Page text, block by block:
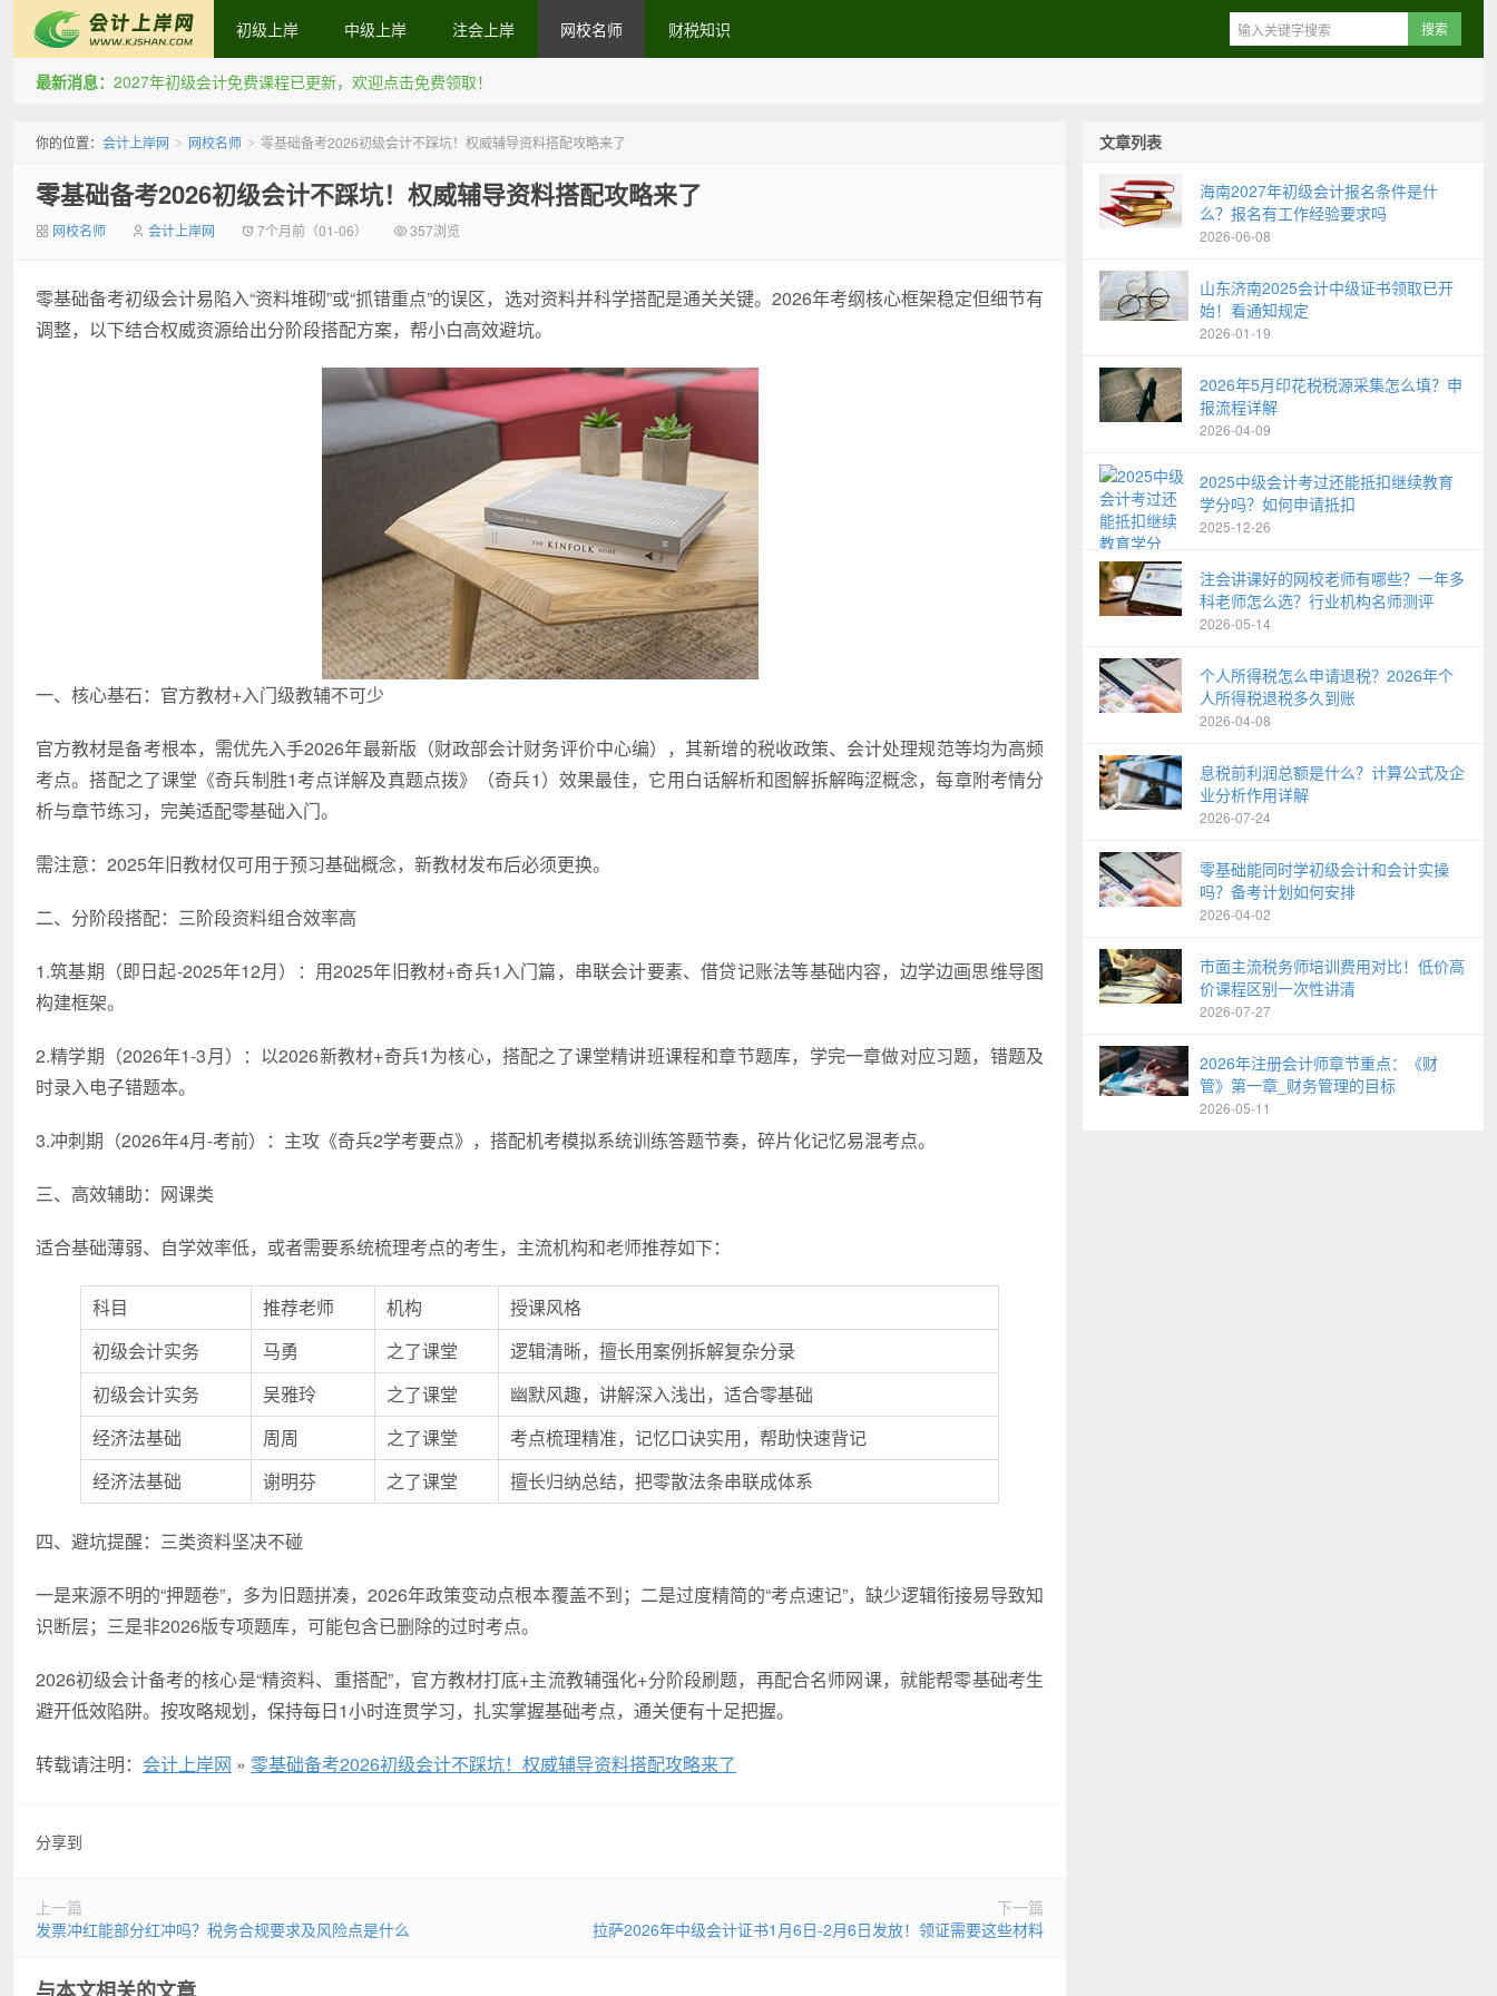
初级上岸 中级上岸 注会上岸 网校名师 财税知识
最新消息： 2027年初级会计免费课程已更新，欢迎点击免费领取！
你的位置： 会计上岸网 > 网校名师 > 零基础备考2026初级会计不踩坑！权威辅导资料搭配攻略来了
零基础备考2026初级会计不踩坑！权威辅导资料搭配攻略来了
网校名师 会计上岸网 7个月前（01-06） 357浏览
零基础备考初级会计易陷入“资料堆砌”或“抓错重点”的误区，选对资料并科学搭配是通关关键。2026年考纲核心框架稳定但细节有
调整，以下结合权威资源给出分阶段搭配方案，帮小白高效避坑。
一、核心基石：官方教材+入门级教辅不可少
官方教材是备考根本，需优先入手2026年最新版（财政部会计财务评价中心编），其新增的税收政策、会计处理规范等均为高频
考点。搭配之了课堂《奇兵制胜1考点详解及真题点拨》（奇兵1）效果最佳，它用白话解析和图解拆解晦涩概念，每章附考情分
析与章节练习，完美适配零基础入门。
需注意：2025年旧教材仅可用于预习基础概念，新教材发布后必须更换。
二、分阶段搭配：三阶段资料组合效率高
1.筑基期（即日起-2025年12月）：用2025年旧教材+奇兵1入门篇，串联会计要素、借贷记账法等基础内容，边学边画思维导图
构建框架。
2.精学期（2026年1-3月）：以2026新教材+奇兵1为核心，搭配之了课堂精讲班课程和章节题库，学完一章做对应习题，错题及
时录入电子错题本。
3.冲刺期（2026年4月-考前）：主攻《奇兵2学考要点》，搭配机考模拟系统训练答题节奏，碎片化记忆易混考点。
三、高效辅助：网课类
适合基础薄弱、自学效率低，或者需要系统梳理考点的考生，主流机构和老师推荐如下：
科目 推荐老师 机构
授课风格
初级会计实务
马勇 之了课堂
逻辑清晰，擅长用案例拆解复杂分录
初级会计实务
吴雅玲 之了课堂
幽默风趣，讲解深入浅出，适合零基础
经济法基础
周周 之了课堂
考点梳理精准，记忆口诀实用，帮助快速背记
经济法基础
谢明芬 之了课堂 擅长归纳总结，把零散法条串联成体系
四、避坑提醒：三类资料坚决不碰
一是来源不明的“押题卷”，多为旧题拼凑，2026年政策变动点根本覆盖不到；二是过度精简的“考点速记”，缺少逻辑衔接易导致知
识断层；三是非2026版专项题库，可能包含已删除的过时考点。
2026初级会计备考的核心是“精资料、重搭配”，官方教材打底+主流教辅强化+分阶段刷题，再配合名师网课，就能帮零基础考生
避开低效陷阱。按攻略规划，保持每日1小时连贯学习，扎实掌握基础考点，通关便有十足把握。
转载请注明： 会计上岸网 » 零基础备考2026初级会计不踩坑！权威辅导资料搭配攻略来了
分享到
上一篇
发票冲红能部分红冲吗？税务合规要求及风险点是什么
下一篇
拉萨2026年中级会计证书1月6日-2月6日发放！领证需要这些材料
文章列表
海南2027年初级会计报名条件是什
么？报名有工作经验要求吗
2026-06-08
山东济南2025会计中级证书领取已开
始！看通知规定
2026-01-19
2026年5月印花税税源采集怎么填？申
报流程详解
2026-04-09
2025中级会计考过还能抵扣继续教育
学分吗？如何申请抵扣
2025-12-26
注会讲课好的网校老师有哪些？一年多
科老师怎么选？行业机构名师测评
2026-05-14
个人所得税怎么申请退税？2026年个
人所得税退税多久到账
2026-04-08
息税前利润总额是什么？计算公式及企
业分析作用详解
2026-07-24
零基础能同时学初级会计和会计实操
吗？备考计划如何安排
2026-04-02
市面主流税务师培训费用对比！低价高
价课程区别一次性讲清
2026-07-27
2026年注册会计师章节重点：《财
管》第一章_财务管理的目标
2026-05-11